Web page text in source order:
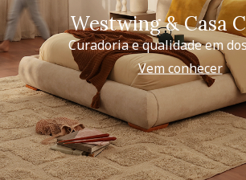
Westwing & Casa
Curadoria e qualidade em
Vem conhecer